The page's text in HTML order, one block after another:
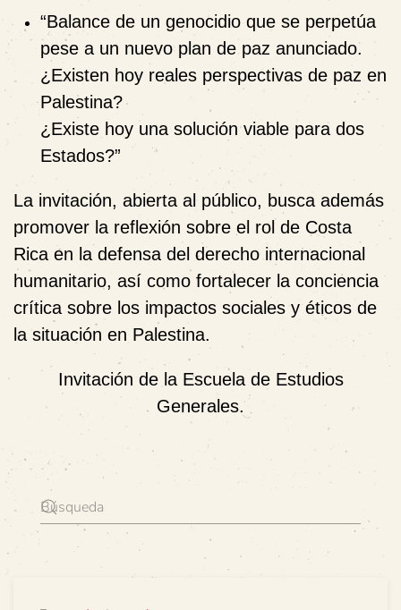
“Balance de un genocidio que se perpetúa
pese a un nuevo plan de paz anunciado.
¿Existen hoy reales perspectivas de paz en
Palestina?
¿Existe hoy una solución viable para dos
Estados?”
La invitación, abierta al público, busca además
promover la reflexión sobre el rol de Costa
Rica en la defensa del derecho internacional
humanitario, así como fortalecer la conciencia
crítica sobre los impactos sociales y éticos de
la situación en Palestina.
Invitación de la Escuela de Estudios
Generales.